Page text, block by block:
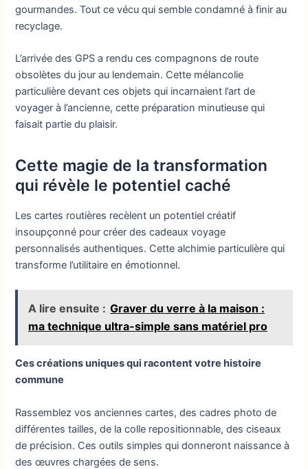
gourmandes. Tout ce vécu qui semble condamné à finir au
recyclage.
L’arrivée des GPS a rendu ces compagnons de route
obsolètes du jour au lendemain. Cette mélancolie
particulière devant ces objets qui incarnaient l’art de
voyager à l’ancienne, cette préparation minutieuse qui
faisait partie du plaisir.
Cette magie de la transformation
qui révèle le potentiel caché
Les cartes routières recèlent un potentiel créatif
insoupçonné pour créer des cadeaux voyage
personnalisés authentiques. Cette alchimie particulière qui
transforme l’utilitaire en émotionnel.
A lire ensuite : Graver du verre à la maison :
ma technique ultra-simple sans matériel pro
Ces créations uniques qui racontent votre histoire
commune
Rassemblez vos anciennes cartes, des cadres photo de
différentes tailles, de la colle repositionnable, des ciseaux
de précision. Ces outils simples qui donneront naissance à
des œuvres chargées de sens.